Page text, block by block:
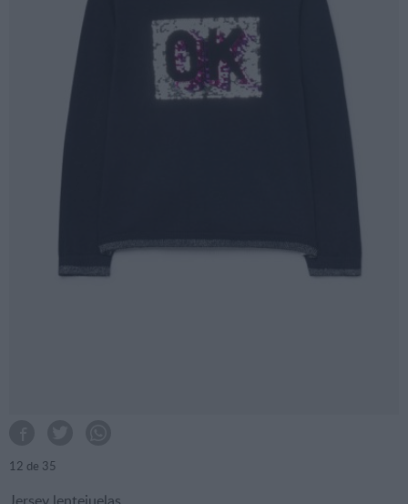
12 de 35